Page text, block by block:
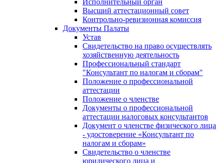
Исполнительный орган
Высший аттестационный совет
Контрольно-ревизионная комиссия
Документы Палаты
Устав
Свидетельство на право осуществлять
хозяйственную деятельность
Профессиональный стандарт
"Консультант по налогам и сборам"
Положение о профессиональной
аттестации
Положение о членстве
Документы о профессиональной
аттестации налоговых консультантов
Документ о членстве физического лица
- удостоверение «Консультант по
налогам и сборам»
Свидетельство о членстве
юридического лица и